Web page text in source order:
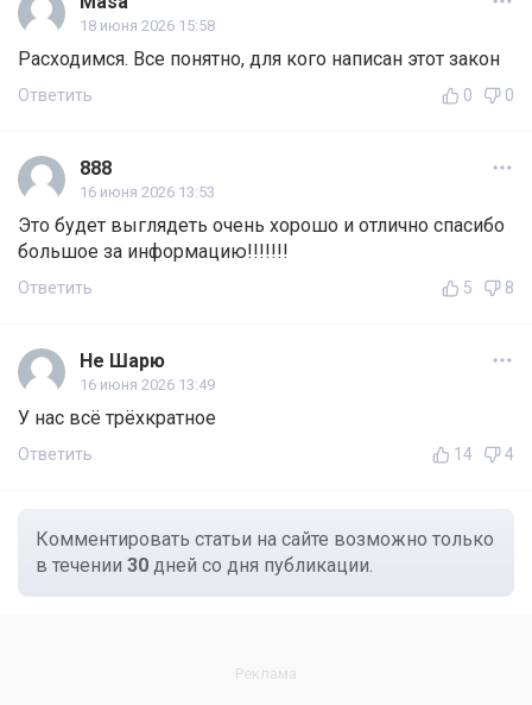
18 июня 2026 15:58
Расходимся. Все понятно, для кого написан этот закон
Ответить 0 0
888
16 июня 2026 13:53
Это будет выглядеть очень хорошо и отлично спасибо
большое за информацию!!!!!!!
Ответить 5 8
Не Шарю
16 июня 2026 13:49
У нас всё трёхкратное
Ответить 14 4
Комментировать статьи на сайте возможно только
в течении 30 дней со дня публикации.